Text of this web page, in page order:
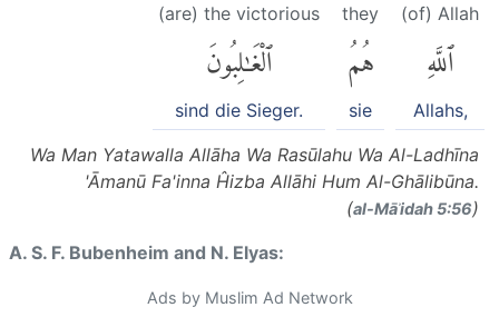
(of) Allah
ٱللَّهِ
Allahs,
they
هُمُ
sie
(are) the victorious
ٱلْغَٰلِبُونَ
sind die Sieger.
Wa Man Yatawalla Allāha Wa Rasūlahu Wa Al-Ladhīna
'Āmanū Fa'inna Ĥizba Allāhi Hum Al-Ghālibūna.
(al-Māʾidah 5:56)
A. S. F. Bubenheim and N. Elyas:
Ads by Muslim Ad Network